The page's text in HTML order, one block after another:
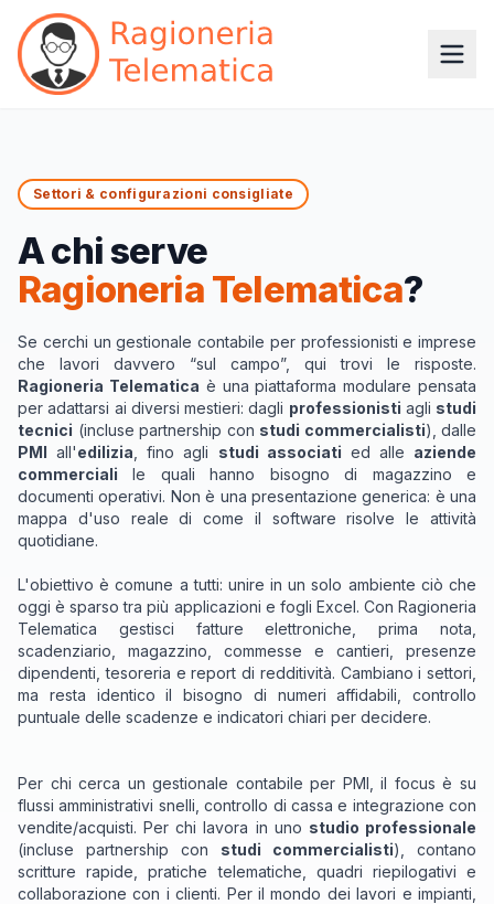
Settori & configurazioni consigliate
A chi serve
Ragioneria Telematica?
Se cerchi un gestionale contabile per professionisti e imprese
che lavori davvero “sul campo”, qui trovi le risposte.
Ragioneria Telematica è una piattaforma modulare pensata
per adattarsi ai diversi mestieri: dagli professionisti agli studi
tecnici (incluse partnership con studi commercialisti), dalle
PMI all'edilizia , fino agli studi associati ed alle aziende
commerciali le quali hanno bisogno di magazzino e
documenti operativi. Non è una presentazione generica: è una
mappa d'uso reale di come il software risolve le attività
quotidiane.
L'obiettivo è comune a tutti: unire in un solo ambiente ciò che
oggi è sparso tra più applicazioni e fogli Excel. Con Ragioneria
Telematica gestisci fatture elettroniche, prima nota,
scadenziario, magazzino, commesse e cantieri, presenze
dipendenti, tesoreria e report di redditività. Cambiano i settori,
ma resta identico il bisogno di numeri affidabili, controllo
puntuale delle scadenze e indicatori chiari per decidere.
Per chi cerca un gestionale contabile per PMI, il focus è su
flussi amministrativi snelli, controllo di cassa e integrazione con
vendite/acquisti. Per chi lavora in uno studio professionale
(incluse partnership con studi commercialisti), contano
scritture rapide, pratiche telematiche, quadri riepilogativi e
collaborazione con i clienti. Per il mondo dei lavori e impianti,